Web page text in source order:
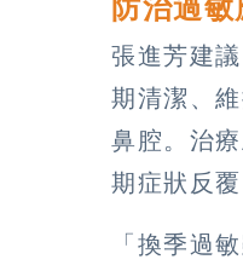
防治過
張進芳建
期清潔、
鼻腔。治
期症狀反
「換季過